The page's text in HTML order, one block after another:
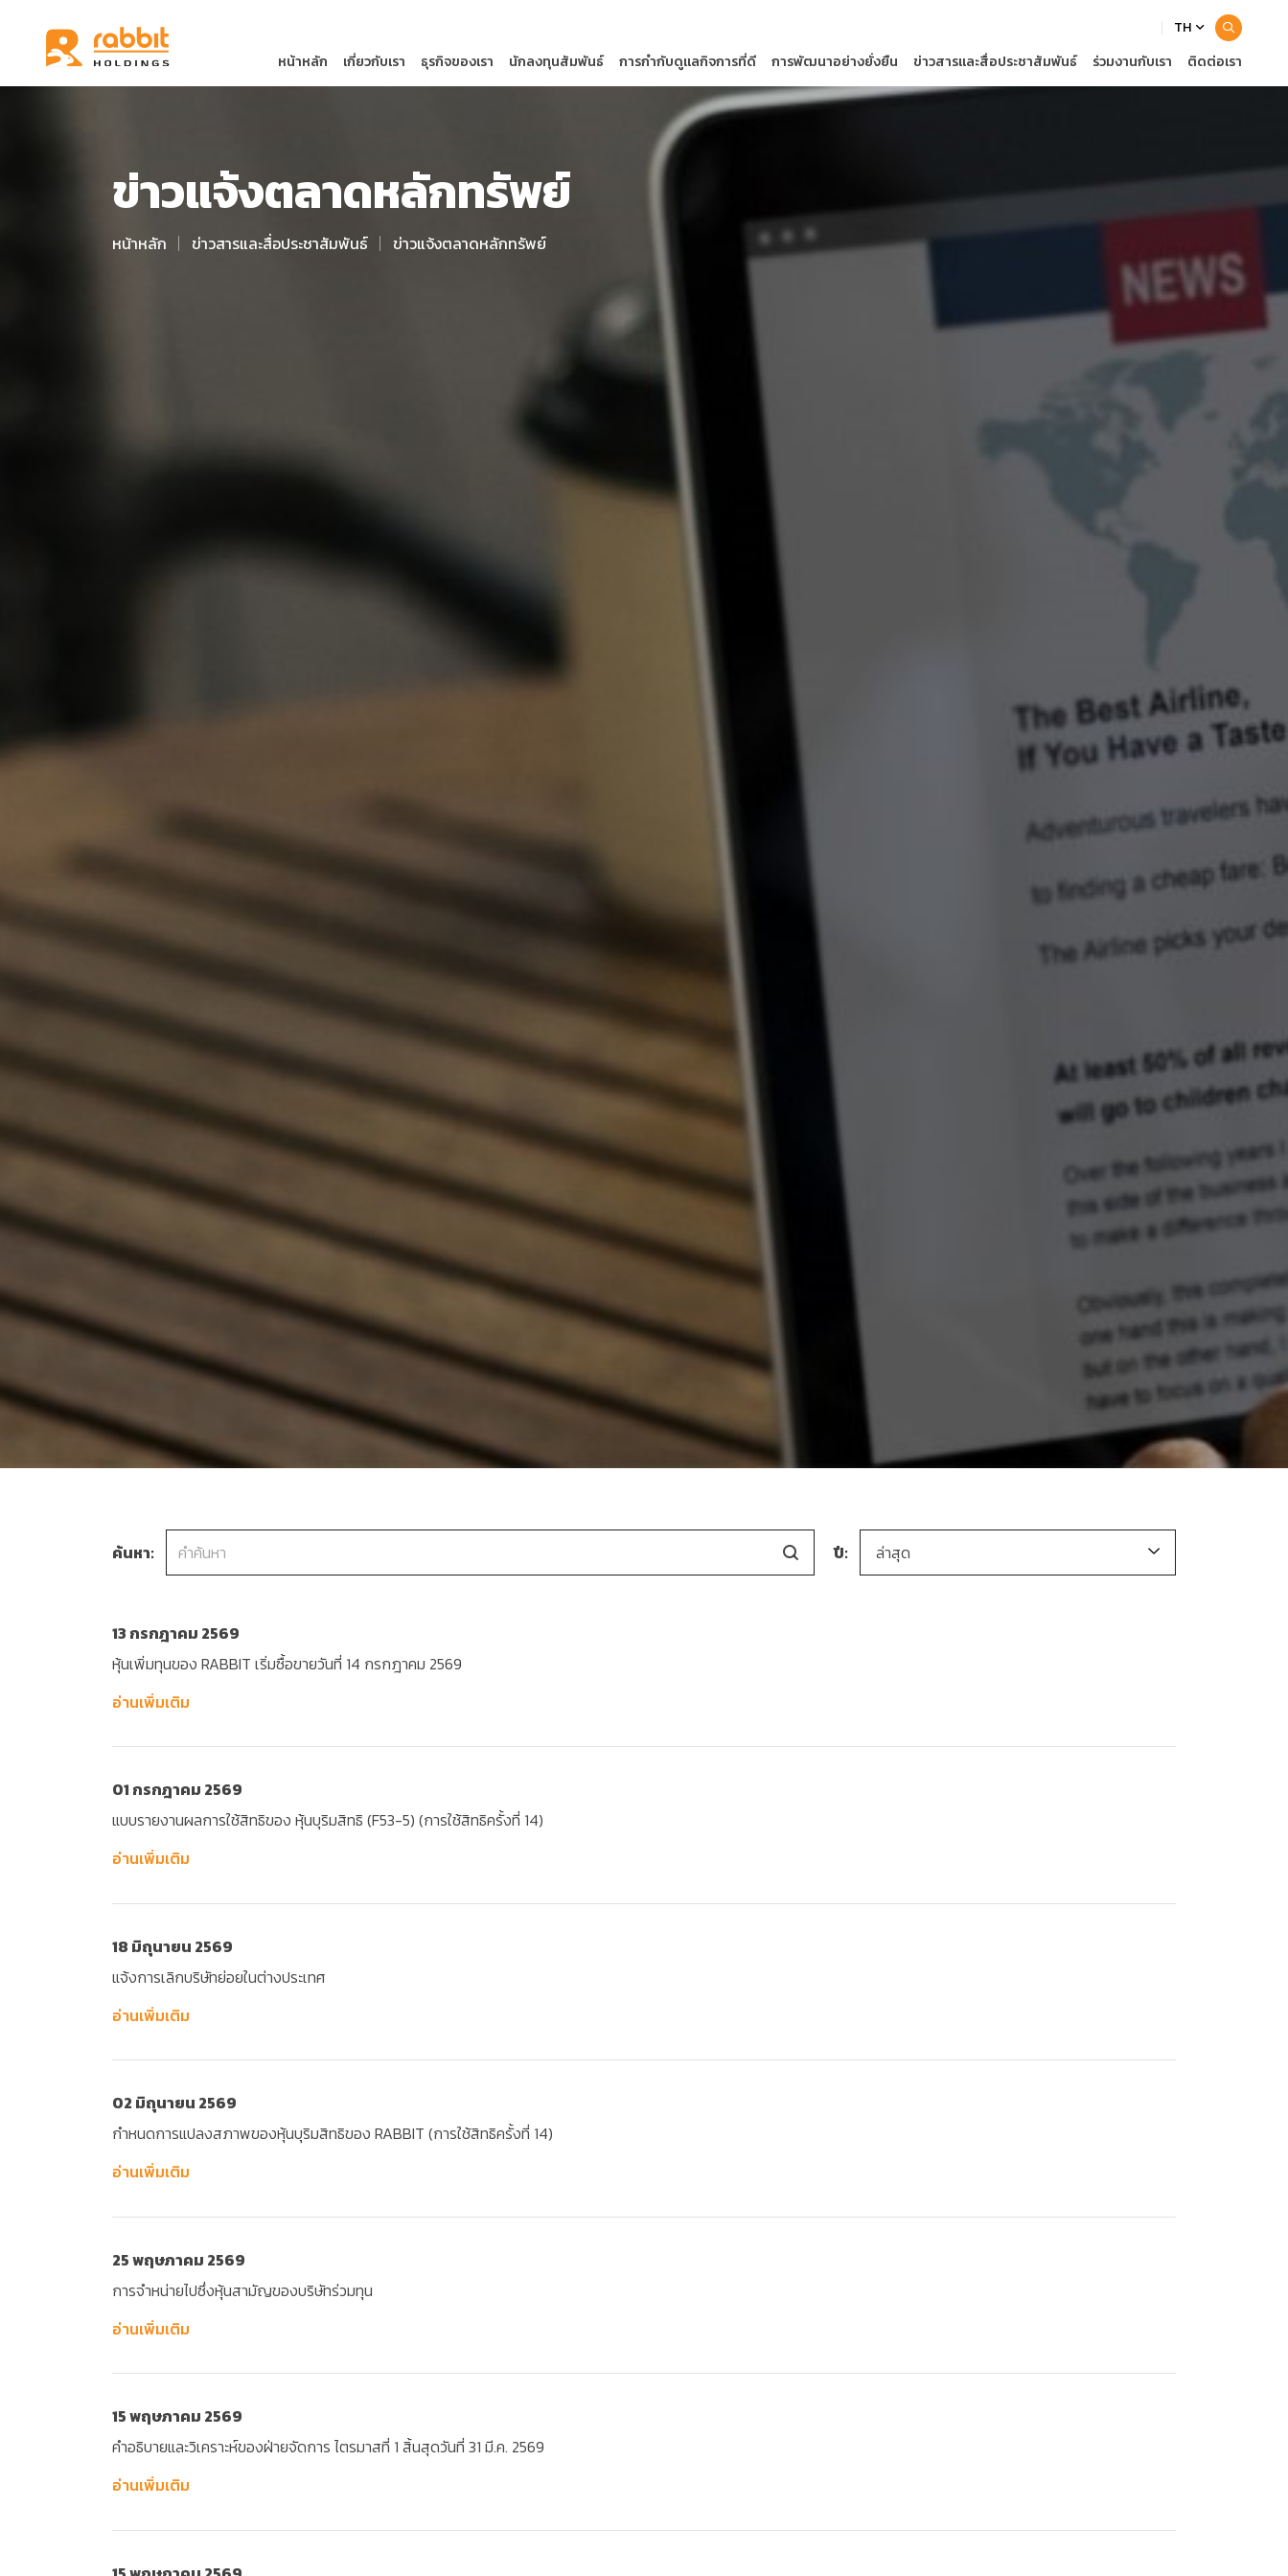
TH
หน้าหลัก
เกี่ยวกับเรา ธุรกิจของเรา นักลงทุนสัมพันธ์ การกำกับดูแลกิจการที่ดี การพัฒนาอย่างยั่งยืน ข่าวสารและสื่อประชาสัมพันธ์ ร่วมงานกับเรา ติดต่อเรา
ข่าวแจ้งตลาดหลักทรัพย์
หน้าหลัก ข่าวสารและสื่อประชาสัมพันธ์ ข่าวแจ้งตลาดหลักทรัพย์
ค้นหา: ปี: ล่าสุด
13 กรกฎาคม 2569
หุ้นเพิ่มทุนของ RABBIT เริ่มซื้อขายวันที่ 14 กรกฎาคม 2569
อ่านเพิ่มเติม
01 กรกฎาคม 2569
แบบรายงานผลการใช้สิทธิของ หุ้นบุริมสิทธิ (F53-5) (การใช้สิทธิครั้งที่ 14)
อ่านเพิ่มเติม
18 มิถุนายน 2569
แจ้งการเลิกบริษัทย่อยในต่างประเทศ
อ่านเพิ่มเติม
02 มิถุนายน 2569
กำหนดการแปลงสภาพของหุ้นบุริมสิทธิของ RABBIT (การใช้สิทธิครั้งที่ 14)
อ่านเพิ่มเติม
25 พฤษภาคม 2569
การจำหน่ายไปซึ่งหุ้นสามัญของบริษัทร่วมทุน
อ่านเพิ่มเติม
15 พฤษภาคม 2569
คำอธิบายและวิเคราะห์ของฝ่ายจัดการ ไตรมาสที่ 1 สิ้นสุดวันที่ 31 มี.ค. 2569
อ่านเพิ่มเติม